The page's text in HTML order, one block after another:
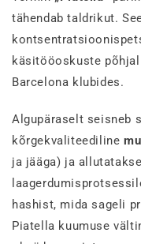
tähendab taldrikut.
käsitööoskuste
Barcelona klubides.
Algupäraselt seisneb
kõrgekvaliteediline
ja jääga) ja
hashist, mida sageli
Piatella kuumuse